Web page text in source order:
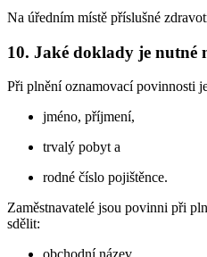
Na úředním místě příslušné
10. Jaké doklady je nutné
Při plnění oznamovací povinnosti
jméno, příjmení,
trvalý pobyt a
rodné číslo pojištěnce.
Zaměstnavatelé jsou povinni při
sdělit: